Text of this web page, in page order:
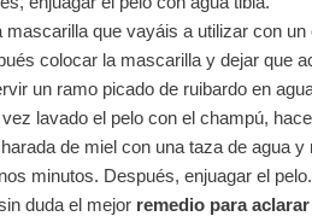
mascarilla que vayáis a utilizar con
colocar la mascarilla y dejar que
un ramo picado de ruibardo en
lavado el pelo con el champú,
de miel con una taza de agua
minutos. Después, enjuagar el pelo.
duda el mejor remedio para